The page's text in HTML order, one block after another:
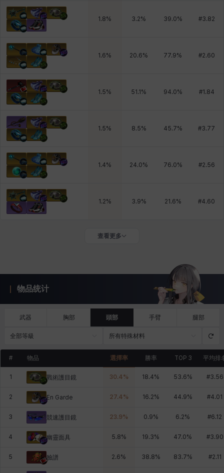
1.8% 3.2% 39.0% #3.82
1.6% 20.6% 77.9% #2.60
1.5% 51.1 % 94.0% #1.84
1.5% 8.5% 45.7% #3.77
1.4% 24.0% 76.0% #2.56
1.2% 3.9% 21.6% #4.60
查看更多
物品统计
武器 胸部 頭部 手臂 腿部
全部等級 所有特殊材料
# 物品 選擇率 勝率 TOP 3 平均排
1 戰術護目鏡 30.4% 18.4% 53.6% #3.56
2 En Garde 27.4% 16.2% 44.9% #4.01
3 競速護目鏡 23.9% 0.9% 6.2% #6.12
4 幽靈面具 5.8% 19.3% 47.0% #3.90
5 臉譜 2.6% 38.8% 83.7% #2.11